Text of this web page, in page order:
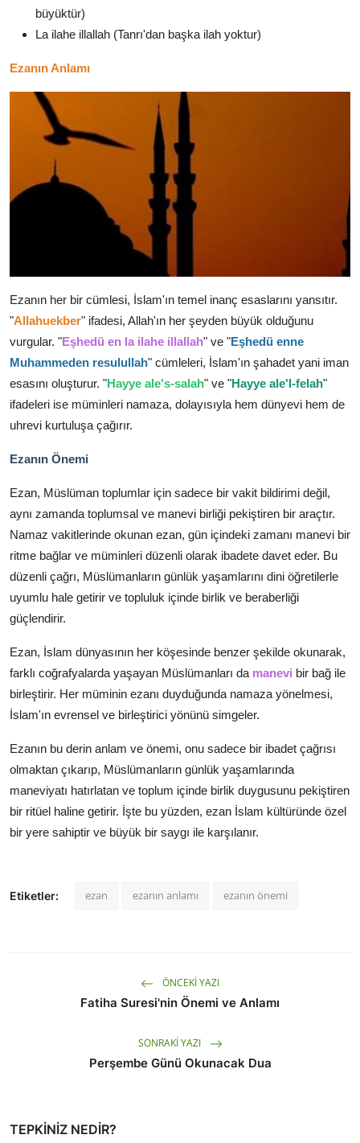
büyüktür)
La ilahe illallah (Tanrı'dan başka ilah yoktur)
Ezanın Anlamı
Ezanın her bir cümlesi, İslam'ın temel inanç esaslarını yansıtır.
"Allahuekber" ifadesi, Allah'ın her şeyden büyük olduğunu
vurgular. "Eşhedü en la ilahe illallah" ve "Eşhedü enne
Muhammeden resulullah" cümleleri, İslam'ın şahadet yani iman
esasını oluşturur. "Hayye ale's-salah" ve "Hayye ale'l-felah"
ifadeleri ise müminleri namaza, dolayısıyla hem dünyevi hem de
uhrevi kurtuluşa çağırır.
Ezanın Önemi
Ezan, Müslüman toplumlar için sadece bir vakit bildirimi değil,
aynı zamanda toplumsal ve manevi birliği pekiştiren bir araçtır.
Namaz vakitlerinde okunan ezan, gün içindeki zamanı manevi bir
ritme bağlar ve müminleri düzenli olarak ibadete davet eder. Bu
düzenli çağrı, Müslümanların günlük yaşamlarını dini öğretilerle
uyumlu hale getirir ve topluluk içinde birlik ve beraberliği
güçlendirir.
Ezan, İslam dünyasının her köşesinde benzer şekilde okunarak,
farklı coğrafyalarda yaşayan Müslümanları da manevi bir bağ ile
birleştirir. Her müminin ezanı duyduğunda namaza yönelmesi,
İslam'ın evrensel ve birleştirici yönünü simgeler.
Ezanın bu derin anlam ve önemi, onu sadece bir ibadet çağrısı
olmaktan çıkarıp, Müslümanların günlük yaşamlarında
maneviyatı hatırlatan ve toplum içinde birlik duygusunu pekiştiren
bir ritüel haline getirir. İşte bu yüzden, ezan İslam kültüründe özel
bir yere sahiptir ve büyük bir saygı ile karşılanır.
Etiketler: ezan ezanın anlamı ezanın önemi
ÖNCEKI YAZI
Fatiha Suresi'nin Önemi ve Anlamı
SONRAKI YAZI
Perşembe Günü Okunacak Dua
TEPKINIZ NEDIR?